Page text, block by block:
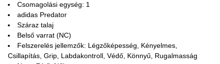
Csomagolási egység: 1
adidas Predator
Száraz talaj
Belső varrat (NC)
Felszerelés jellemzők: Légzőképesség, Kényelmes,
Csillapítás, Grip, Labdakontroll, Védő, Könnyű, Rugalmasság